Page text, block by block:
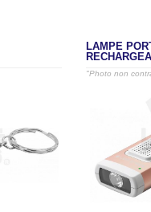
LAMPE
"Photo non